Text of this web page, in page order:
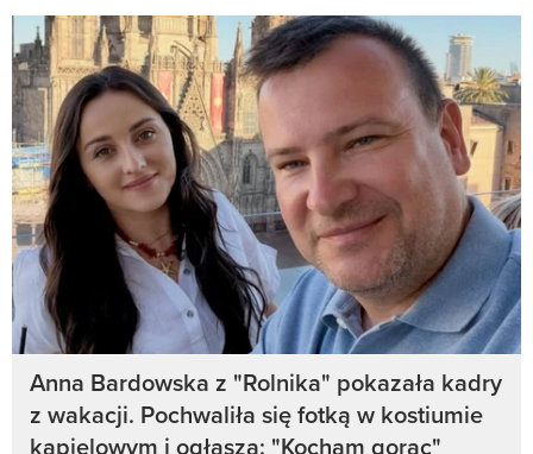
Anna Bardowska z "Rolnika" pokazała kadry
z wakacji. Pochwaliła się fotką w kostiumie
kąpielowym i ogłasza: "Kocham gorąc"